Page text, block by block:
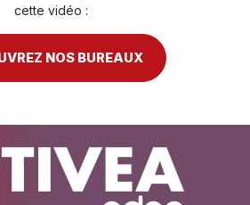
cette vidéo :
NOS BUREAUX